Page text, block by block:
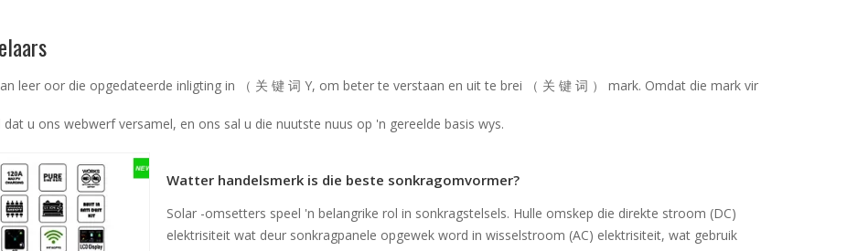
leer oor die opgedateerde inligting in （ 关 键 词 Y, om beter te verstaan ​​en uit te brei （ 关 键 词 ） mark. Omdat die mark vir
u ons webwerf versamel, en ons sal u die nuutste nuus op 'n gereelde basis wys.
Watter handelsmerk is die beste sonkragomvormer?
Solar -omsetters speel 'n belangrike rol in sonkragstelsels. Hulle omskep die direkte stroom (DC)
elektrisiteit wat deur sonkragpanele opgewek word in wisselstroom (AC) elektrisiteit, wat gebruik